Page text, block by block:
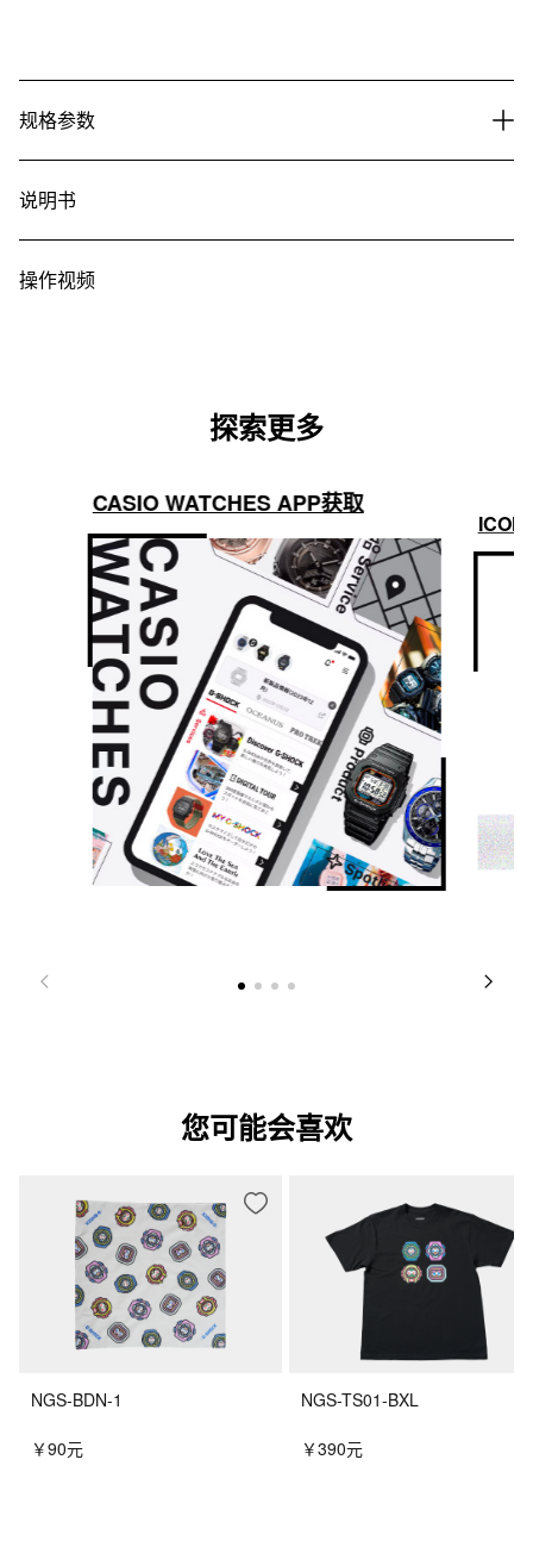
规格参数
说明书
操作视频
探索更多
CASIO WATCHES APP获取
您可能会喜欢
NGS-BDN-1
￥90元
NGS-TS01-BXL
￥390元